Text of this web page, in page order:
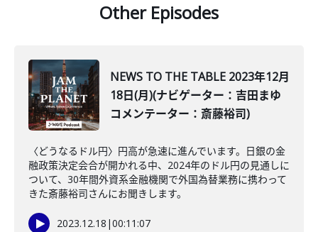
Other Episodes
NEWS TO THE TABLE 2023年12月
18日(月)(ナビゲーター：吉田まゆ
コメンテーター：斎藤裕司)
〈どうなるドル円〉円高が急速に進んでいます。日銀の金
融政策決定会合が開かれる中、2024年のドル円の見通しに
ついて、30年間外資系金融機関で外国為替業務に携わって
きた斎藤裕司さんにお聞きします。
2023.12.18 |00:11:07